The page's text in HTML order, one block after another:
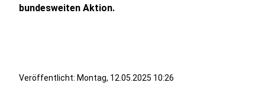
bundesweiten Aktion.
Veröffentlicht: Montag, 12.05.2025 10:26